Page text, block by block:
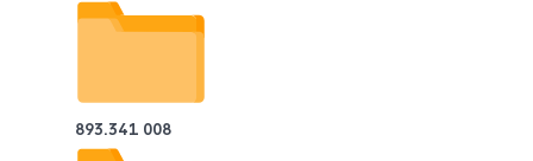
893.341 008